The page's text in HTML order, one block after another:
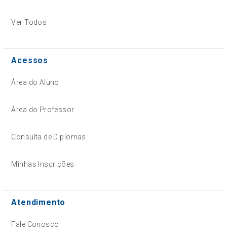
Ver Todos
Acessos
Área do Aluno
Área do Professor
Consulta de Diplomas
Minhas Inscrições
Atendimento
Fale Conosco